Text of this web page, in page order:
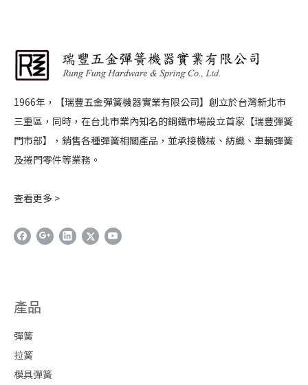
1966年，【瑞豐五金彈簧機器實業有限公司】創立於台灣新北市
三重區，同時，在台北市業內知名的鋼鐵市場設立首家【瑞豐彈簧
門市部】，銷售各種彈簧相關產品，並承接機械、紡織、車輛彈簧
及捲門零件等業務。
查看更多 >
產品
彈簧
拉簧
模具彈簧